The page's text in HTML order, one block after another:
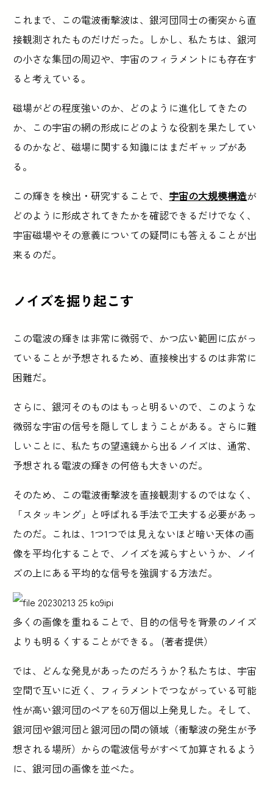
これまで、この電波衝撃波は、銀河団同士の衝突から直
接観測されたものだけだった。しかし、私たちは、銀河
の小さな集団の周辺や、宇宙のフィラメントにも存在す
ると考えている。
磁場がどの程度強いのか、どのように進化してきたの
か、この宇宙の網の形成にどのような役割を果たしてい
るのかなど、磁場に関する知識にはまだギャップがあ
る。
この輝きを検出・研究することで、 宇宙の大規模構造が
どのように形成されてきたかを確認できるだけでなく、
宇宙磁場やその意義についての疑問にも答えることが出
来るのだ。
ノイズを掘り起こす
この電波の輝きは非常に微弱で、かつ広い範囲に広がっ
ていることが予想されるため、直接検出するのは非常に
困難だ。
さらに、銀河そのものはもっと明るいので、このような
微弱な宇宙の信号を隠してしまうことがある。さらに難
しいことに、私たちの望遠鏡から出るノイズは、通常、
予想される電波の輝きの何倍も大きいのだ。
そのため、この電波衝撃波を直接観測するのではなく、
「スタッキング」と呼ばれる手法で工夫する必要があっ
たのだ。これは、1つ1つでは見えないほど暗い天体の画
像を平均化することで、ノイズを減らすというか、ノイ
ズの上にある平均的な信号を強調する方法だ。
多くの画像を重ねることで、目的の信号を背景のノイズ
よりも明るくすることができる。 (著者提供）
では、どんな発見があったのだろうか？私たちは、宇宙
空間で互いに近く、フィラメントでつながっている可能
性が高い銀河団のペアを60万個以上発見した。そして、
銀河団や銀河団と銀河団の間の領域（衝撃波の発生が予
想される場所）からの電波信号がすべて加算されるよう
に、銀河団の画像を並べた。